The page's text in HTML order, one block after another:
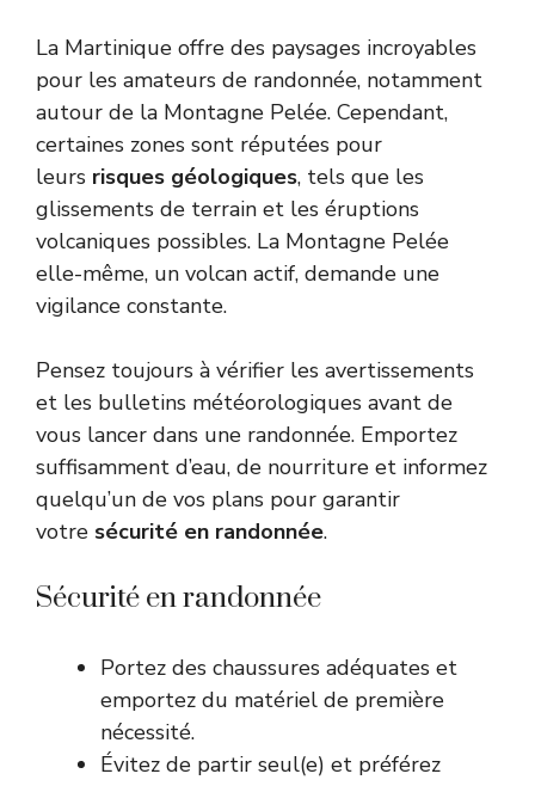
La Martinique offre des paysages incroyables
pour les amateurs de randonnée, notamment
autour de la Montagne Pelée. Cependant,
certaines zones sont réputées pour
leurs risques géologiques, tels que les
glissements de terrain et les éruptions
volcaniques possibles. La Montagne Pelée
elle-même, un volcan actif, demande une
vigilance constante.
Pensez toujours à vérifier les avertissements
et les bulletins météorologiques avant de
vous lancer dans une randonnée. Emportez
suffisamment d’eau, de nourriture et informez
quelqu’un de vos plans pour garantir
votre sécurité en randonnée.
Sécurité en randonnée
Portez des chaussures adéquates et
emportez du matériel de première
nécessité.
Évitez de partir seul(e) et préférez